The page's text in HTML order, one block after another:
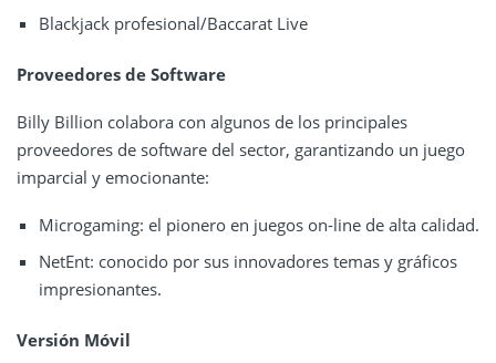
Blackjack profesional/Baccarat Live
Proveedores de Software
Billy Billion colabora con algunos de los principales
proveedores de software del sector, garantizando un juego
imparcial y emocionante:
Microgaming: el pionero en juegos on-line de alta calidad.
NetEnt: conocido por sus innovadores temas y gráficos
impresionantes.
Versión Móvil